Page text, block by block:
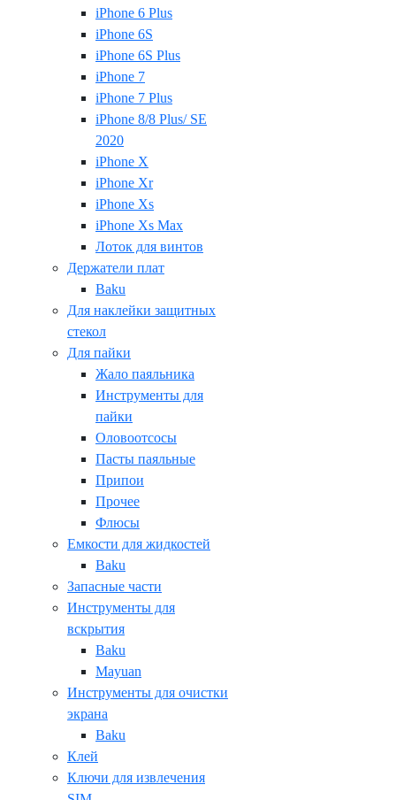
iPhone 6 Plus
iPhone 6S
iPhone 6S Plus
iPhone 7
iPhone 7 Plus
iPhone 8/8 Plus/ SE
2020
iPhone X
iPhone Xr
iPhone Xs
iPhone Xs Max
Лоток для винтов
Держатели плат
Baku
Для наклейки защитных
стекол
Для пайки
Жало паяльника
Инструменты для
пайки
Оловоотсосы
Пасты паяльные
Припои
Прочее
Флюсы
Емкости для жидкостей
Baku
Запасные части
Инструменты для
вскрытия
Baku
Mayuan
Инструменты для очистки
экрана
Baku
Клей
Ключи для извлечения